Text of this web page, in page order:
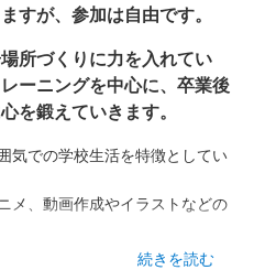
すが、参加は自由です。
所づくりに力を入れてい
ーニングを中心に、卒業後
を鍛えていきます。
気での学校生活を特徴としてい
メ、動画作成やイラストなどの
続きを読む